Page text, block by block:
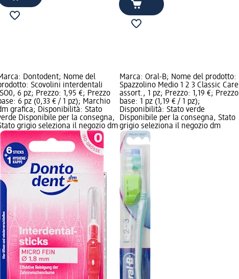
Dontodent; Nome del
Scovolini interdentali
ISO0, 6 pz; Prezzo: 1,95 €; Prezzo
6 pz (0,33 € / 1 pz); Marchio
grafica; Disponibilità: Stato
Disponibile per la consegna,
grigio seleziona il negozio dm
Marca: Oral-B; Nome del prodotto:
Spazzolino Medio 1 2 3 Classic Care
assort., 1 pz; Prezzo: 1,19 €; Prezzo
base: 1 pz (1,19 € / 1 pz);
Disponibilità: Stato verde
Disponibile per la consegna, Stato
grigio seleziona il negozio dm